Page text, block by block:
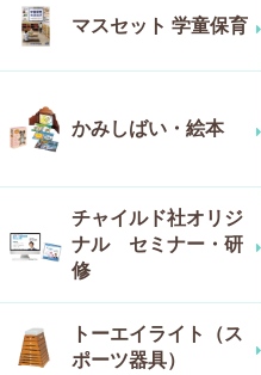
マスセット 学童保育
かみしばい・絵本
チャイルド社オリジ
ナル セミナー・研
修
トーエイライト（ス
ポーツ器具）